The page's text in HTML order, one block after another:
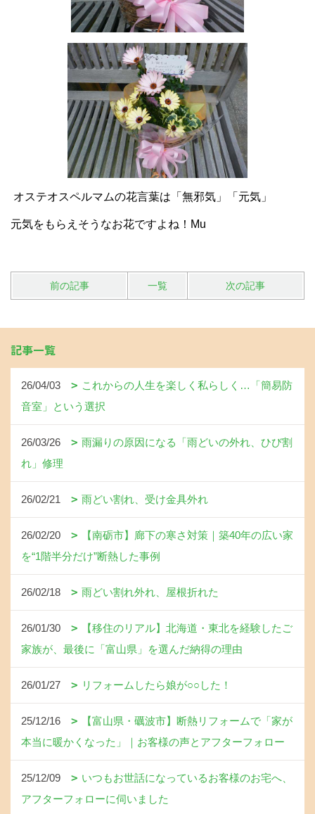
オステオスペルマムの花言葉は「無邪気」「元気」
元気をもらえそうなお花ですよね！Mu
前の記事 一覧 次の記事
記事一覧
26/04/03
これからの人生を楽しく私らしく…「簡易防
音室」という選択
26/03/26
雨漏りの原因になる「雨どいの外れ、ひび割
れ」修理
26/02/21 雨どい割れ、受け金具外れ
26/02/20
【南砺市】廊下の寒さ対策｜築40年の広い家
を“1階半分だけ”断熱した事例
26/02/18 雨どい割れ外れ、屋根折れた
26/01/30
【移住のリアル】北海道・東北を経験したご
家族が、最後に「富山県」を選んだ納得の理由
26/01/27 リフォームしたら娘が○○した！
25/12/16
【富山県・礪波市】断熱リフォームで「家が
本当に暖かくなった」｜お客様の声とアフターフォロー
25/12/09
いつもお世話になっているお客様のお宅へ、
アフターフォローに伺いました